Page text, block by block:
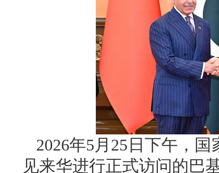
2026年5月25日下午，
见来华进行正式访问的巴